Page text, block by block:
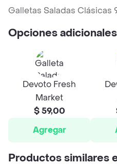
Galletas Saladas Clásicas
Opciones
Devoto Fresh
Market
$ 59,00
Agregar
Productos similares